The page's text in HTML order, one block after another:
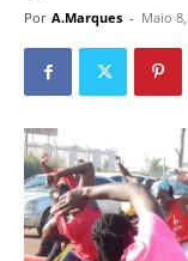
Por A.Marques - Maio